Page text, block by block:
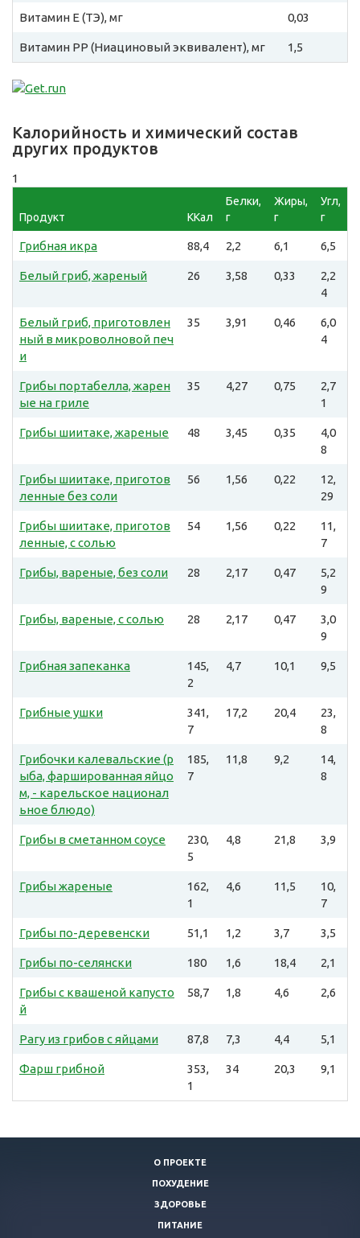
Витамин E (ТЭ), мг 0,03
Витамин PP (Ниациновый эквивалент), мг 1,5
Калорийность и химический состав
других продуктов
1
Продукт ККал
Белки,
г
Жиры,
г
Угл,
г
Грибная икра 88,4 2,2 6,1 6,5
Белый гриб, жареный 26 3,58 0,33
2,2
4
Белый гриб, приготовлен
ный в микроволновой печ
и
35 3,91 0,46
6,0
4
Грибы портабелла, жарен
ые на гриле
35 4,27 0,75
2,7
1
Грибы шиитаке, жареные 48 3,45 0,35
4,0
8
Грибы шиитаке, приготов
ленные без соли
56 1,56 0,22
12,
29
Грибы шиитаке, приготов
ленные, с солью
54 1,56 0,22
11,
7
Грибы, вареные, без соли 28 2,17 0,47
5,2
9
Грибы, вареные, с солью 28 2,17 0,47
3,0
9
Грибная запеканка
145,
2
4,7 10,1 9,5
Грибные ушки
341,
7
17,2 20,4
23,
8
Грибочки калевальские (р
ыба, фаршированная яйцо
м, - карельское национал
ьное блюдо)
185,
7
11,8 9,2
14,
8
Грибы в сметанном соусе
230,
5
4,8 21,8 3,9
Грибы жареные
162,
1
4,6 11,5
10,
7
Грибы по-деревенски 51,1 1,2 3,7 3,5
Грибы по-селянски 180 1,6 18,4 2,1
Грибы с квашеной капусто
й
58,7 1,8 4,6 2,6
Рагу из грибов с яйцами 87,8 7,3 4,4 5,1
Фарш грибной
353,
1
34 20,3 9,1
О ПРОЕКТЕ
ПОХУДЕНИЕ
ЗДОРОВЬЕ
ПИТАНИЕ